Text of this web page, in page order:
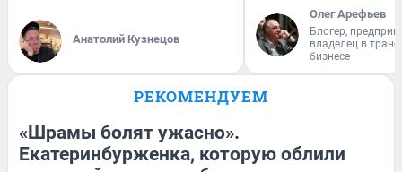
Анатолий Кузнецов
Олег Арефьев
Блогер,
владелец в
бизнесе
РЕКОМЕНДУЕМ
«Шрамы болят ужасно».
Екатеринбурженка, которую облили